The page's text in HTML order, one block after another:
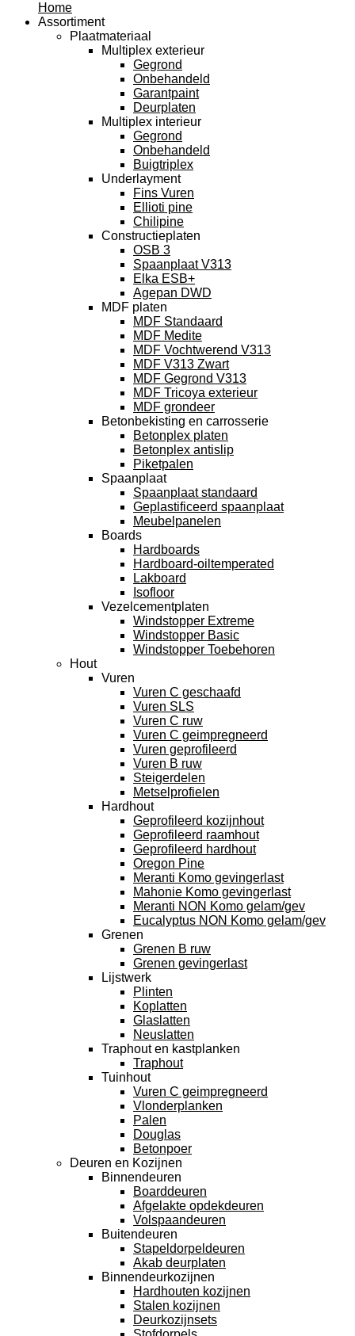
Home
Assortiment
Plaatmateriaal
Multiplex exterieur
Gegrond
Onbehandeld
Garantpaint
Deurplaten
Multiplex interieur
Gegrond
Onbehandeld
Buigtriplex
Underlayment
Fins Vuren
Ellioti pine
Chilipine
Constructieplaten
OSB 3
Spaanplaat V313
Elka ESB+
Agepan DWD
MDF platen
MDF Standaard
MDF Medite
MDF Vochtwerend V313
MDF V313 Zwart
MDF Gegrond V313
MDF Tricoya exterieur
MDF grondeer
Betonbekisting en carrosserie
Betonplex platen
Betonplex antislip
Piketpalen
Spaanplaat
Spaanplaat standaard
Geplastificeerd spaanplaat
Meubelpanelen
Boards
Hardboards
Hardboard-oiltemperated
Lakboard
Isofloor
Vezelcementplaten
Windstopper Extreme
Windstopper Basic
Windstopper Toebehoren
Hout
Vuren
Vuren C geschaafd
Vuren SLS
Vuren C ruw
Vuren C geimpregneerd
Vuren geprofileerd
Vuren B ruw
Steigerdelen
Metselprofielen
Hardhout
Geprofileerd kozijnhout
Geprofileerd raamhout
Geprofileerd hardhout
Oregon Pine
Meranti Komo gevingerlast
Mahonie Komo gevingerlast
Meranti NON Komo gelam/gev
Eucalyptus NON Komo gelam/gev
Grenen
Grenen B ruw
Grenen gevingerlast
Lijstwerk
Plinten
Koplatten
Glaslatten
Neuslatten
Traphout en kastplanken
Traphout
Tuinhout
Vuren C geimpregneerd
Vlonderplanken
Palen
Douglas
Betonpoer
Deuren en Kozijnen
Binnendeuren
Boarddeuren
Afgelakte opdekdeuren
Volspaandeuren
Buitendeuren
Stapeldorpeldeuren
Akab deurplaten
Binnendeurkozijnen
Hardhouten kozijnen
Stalen kozijnen
Deurkozijnsets